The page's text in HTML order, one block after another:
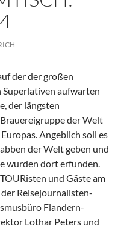
der der großen
Superlativen aufwarten
der längsten
der Welt
Angeblich soll es
der Welt geben und
wurden dort erfunden.
und Gäste am
Reisejournalisten-
Flandern-
Lothar Peters und